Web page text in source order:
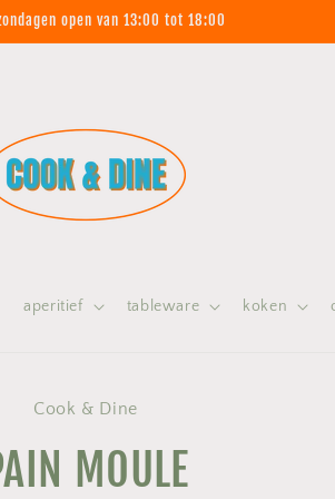
open van 13:00 tot 18:00
aperitief tableware koken
Cook & Dine
MOULE